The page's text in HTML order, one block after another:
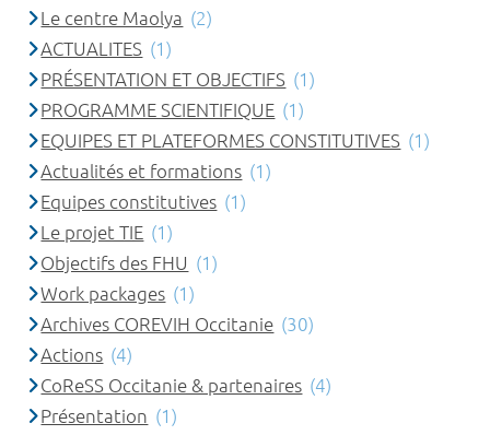
Le centre Maolya (2)
ACTUALITES (1)
PRÉSENTATION ET OBJECTIFS (1)
PROGRAMME SCIENTIFIQUE (1)
EQUIPES ET PLATEFORMES CONSTITUTIVES (1)
Actualités et formations (1)
Equipes constitutives (1)
Le projet TIE (1)
Objectifs des FHU (1)
Work packages (1)
Archives COREVIH Occitanie (30)
Actions (4)
CoReSS Occitanie & partenaires (4)
Présentation (1)